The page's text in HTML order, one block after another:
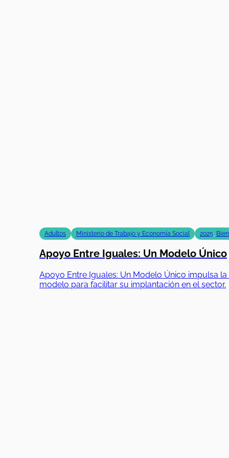
Adultos Ministerio de Trabajo y Economía Social 2025,
Apoyo Entre Iguales: Un Modelo Único
Apoyo Entre Iguales: Un Modelo Único impulsa
modelo para facilitar su implantación en el sector.